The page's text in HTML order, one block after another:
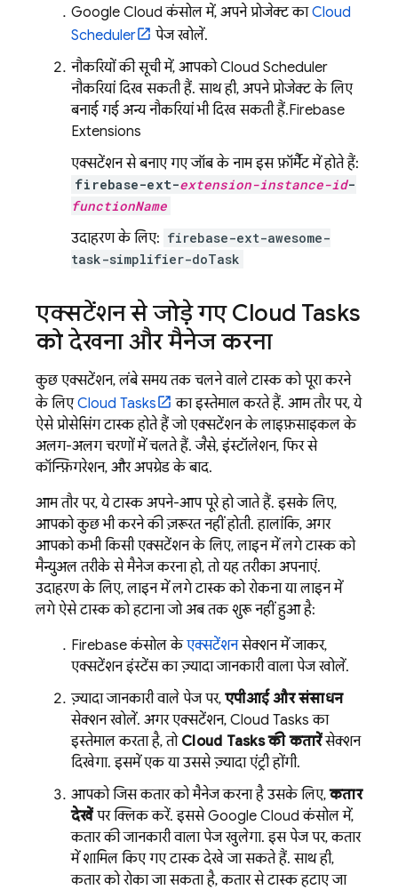
Google Cloud कंसोल में, अपने प्रोजेक्ट काCloud
Scheduler
पेज खोलें.
नौकरियों की सूची में, आपकोCloud Scheduler
नौकरियां दिख सकती हैं. साथ ही, अपने प्रोजेक्ट के लिए
बनाई गई अन्य नौकरियां भी दिख सकती हैं.Firebase
Extensions
एक्सटेंशन से बनाए गए जॉब के नाम इस फ़ॉर्मैट में होते हैं:
firebase-ext-extension-instance-id-
functionName
उदाहरण के लिए: firebase-ext-awesome-
task-simplifier-doTask
एक्सटेंशन से जोड़े गए Cloud Tasks
को देखना और मैनेज करना
कुछ एक्सटेंशन, लंबे समय तक चलने वाले टास्क को पूरा करने
के लिएCloud Tasks
का इस्तेमाल करते हैं. आम तौर पर, ये
ऐसे प्रोसेसिंग टास्क होते हैं जो एक्सटेंशन के लाइफ़साइकल के
अलग-अलग चरणों में चलते हैं. जैसे, इंस्टॉलेशन, फिर से
कॉन्फ़िगरेशन, और अपग्रेड के बाद.
आम तौर पर, ये टास्क अपने-आप पूरे हो जाते हैं. इसके लिए,
आपको कुछ भी करने की ज़रूरत नहीं होती. हालांकि, अगर
आपको कभी किसी एक्सटेंशन के लिए, लाइन में लगे टास्क को
मैन्युअल तरीके से मैनेज करना हो, तो यह तरीका अपनाएं.
उदाहरण के लिए, लाइन में लगे टास्क को रोकना या लाइन में
लगे ऐसे टास्क को हटाना जो अब तक शुरू नहीं हुआ है:
Firebaseकंसोल केएक्सटेंशनसेक्शन में जाकर,
एक्सटेंशन इंस्टेंस का ज़्यादा जानकारी वाला पेज खोलें.
ज़्यादा जानकारी वाले पेज पर, एपीआई और संसाधन
सेक्शन खोलें. अगर एक्सटेंशन, Cloud Tasks का
इस्तेमाल करता है, तो Cloud Tasks की कतारेंसेक्शन
दिखेगा. इसमें एक या उससे ज़्यादा एंट्री होंगी.
आपको जिस कतार को मैनेज करना है उसके लिए,कतार
देखेंपर क्लिक करें. इससेGoogle Cloud कंसोल में,
कतार की जानकारी वाला पेज खुलेगा. इस पेज पर, कतार
में शामिल किए गए टास्क देखे जा सकते हैं. साथ ही,
कतार को रोका जा सकता है, कतार से टास्क हटाए जा